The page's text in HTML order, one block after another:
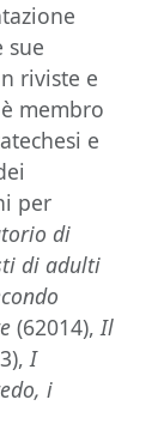
sue
riviste e
membro
e
per
di
di adulti
(62014),Il
I
i